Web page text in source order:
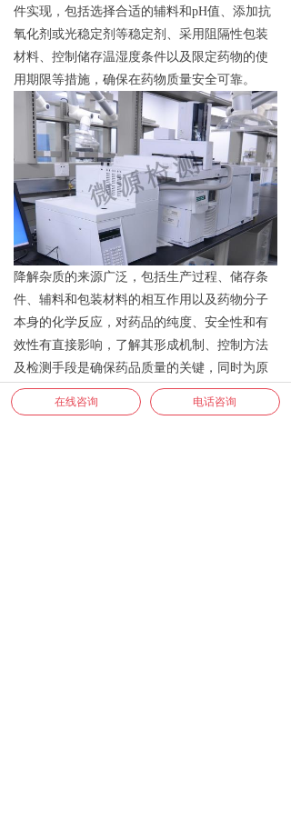
件实现 ， 包括选择合适的辅料和pH值、添加抗
氧化剂或光稳定剂等稳定剂、采用阻隔性包装
材料、控制储存温湿度条件以及限定药物的使
用期限等措施 ， 确保在药物质量安全可靠。
降解杂质的来源广泛，包括生产过程、储存条
件、辅料和包装材料的相互作用以及药物分子
本身的化学反应， 对药品的纯度、安全性和有
效性有直接影响，了解其形成机制、控制方法
及检测手段是确保药品质量的关键， 同时为原
料药或制剂的制备工艺优化以及质量控制提供
极具价值的参考依据，有助于延长药品的有效
在线咨询 电话咨询